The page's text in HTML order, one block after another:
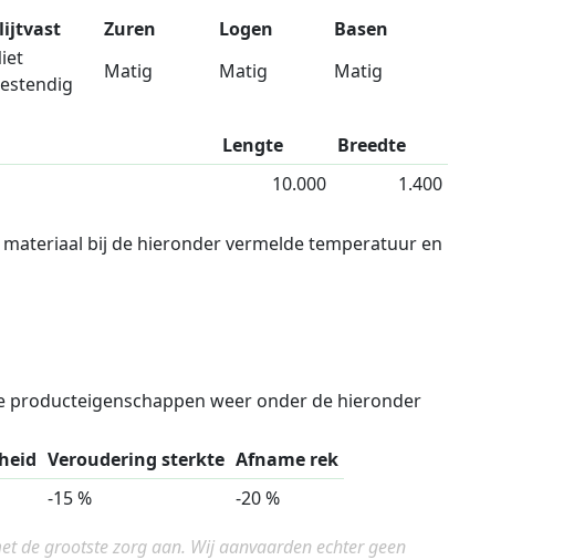
Zuren Logen
Basen
Matig Matig Matig
Lengte
Breedte
10.000 1.400
bij de hieronder vermelde temperatuur en
producteigenschappen weer onder de hieronder
Veroudering sterkte Afname rek
-15 %
-20 %
de grootste zorg aan. Wij aanvaarden echter geen